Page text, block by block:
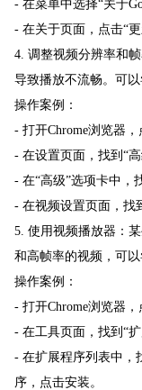
- 在菜单中选择“关于
- 在关于页面，点击“
4. 调整视频分辨率和
导致播放不流畅。可以
操作案例：
- 打开Chrome浏览器，
- 在设置页面，找到“高
- 在“高级”选项卡中，
- 在视频设置页面，找
5. 使用视频播放器：
和高帧率的视频，可
操作案例：
- 打开Chrome浏览器，
- 在工具页面，找到“
- 在扩展程序列表中，
序，点击安装。